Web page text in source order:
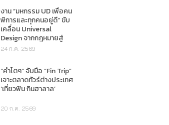
งาน “มหกรรม UD เพื่อคน
พิการและทุกคนอยู่ดี” ขับ
เคลื่อน Universal
Design จากกฎหมายสู่
การใช้ชีวิตจริง
24 ก.ค. 2569
“คำโตๆ” จับมือ “Fin Trip”
เจาะตลาดทัวร์ต่างประเทศ
‘เที่ยวฟิน กินฮาลาล’
20 ก.ค. 2569